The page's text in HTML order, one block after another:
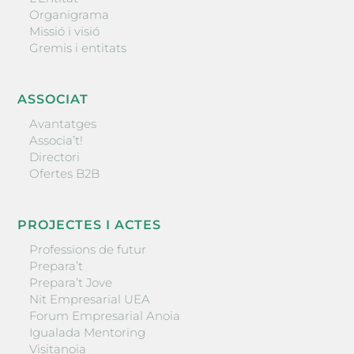
Organigrama
Missió i visió
Gremis i entitats
ASSOCIAT
Avantatges
Associa’t!
Directori
Ofertes B2B
PROJECTES I ACTES
Professions de futur
Prepara’t
Prepara’t Jove
Nit Empresarial UEA
Forum Empresarial Anoia
Igualada Mentoring
Visitanoia